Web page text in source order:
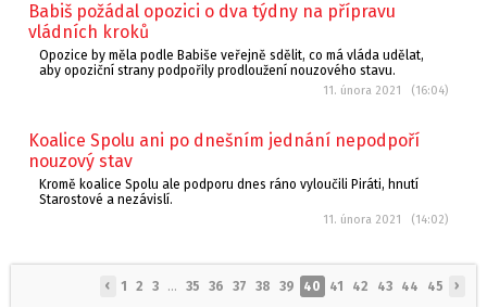
Babiš požádal opozici o dva týdny na přípravu
vládních kroků
Opozice by měla podle Babiše veřejně sdělit, co má vláda udělat,
aby opoziční strany podpořily prodloužení nouzového stavu.
11. února 2021 (16:04)
Koalice Spolu ani po dnešním jednání nepodpoří
nouzový stav
Kromě koalice Spolu ale podporu dnes ráno vyloučili Piráti, hnutí
Starostové a nezávislí.
11. února 2021 (14:02)
‹ 1 2 3 ... 35 36 37 38 39 40 41 42 43 44 45 ›